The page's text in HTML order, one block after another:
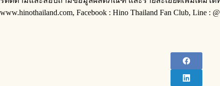
www.hinothailand.com, Facebook : Hino Thailand Fan Club, Line :